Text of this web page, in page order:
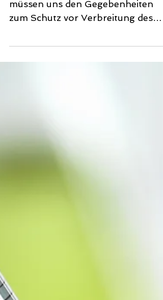
müssen uns den Gegebenheiten
zum Schutz vor Verbreitung des
weitere...